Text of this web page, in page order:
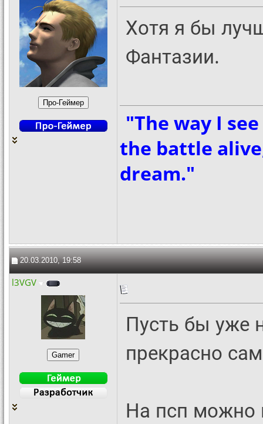
Хотя я бы
Фантазии.
"The way I
the battle
dream."
20.03.2010, 19:58
l3VGV
Пусть бы уже
прекрасно
На псп можно